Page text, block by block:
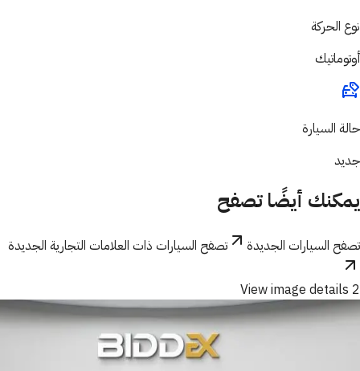
نوع الحركة
أوتوماتيك
حالة السيارة
جديد
يمكنك أيضًا تصفح
تصفح السيارات الجديدة تصفح السيارات ذات العلامات التجارية الجديدة
View image details 2